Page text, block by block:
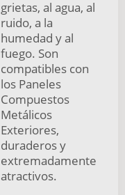
grietas, al agua, al
ruido, a la
humedad y al
fuego. Son
compatibles con
los Paneles
Compuestos
Metálicos
Exteriores,
duraderos y
extremadamente
atractivos.